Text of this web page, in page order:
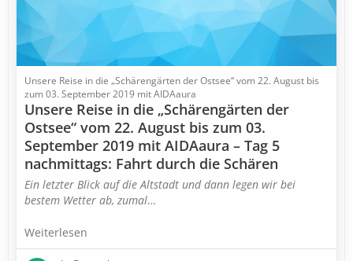
Unsere Reise in die „Schärengärten der Ostsee“ vom 22. August bis
zum 03. September 2019 mit AIDAaura
Unsere Reise in die „Schärengärten der
Ostsee“ vom 22. August bis zum 03.
September 2019 mit AIDAaura – Tag 5
nachmittags: Fahrt durch die Schären
Ein letzter Blick auf die Altstadt und dann legen wir bei
bestem Wetter ab, zumal…
Weiterlesen